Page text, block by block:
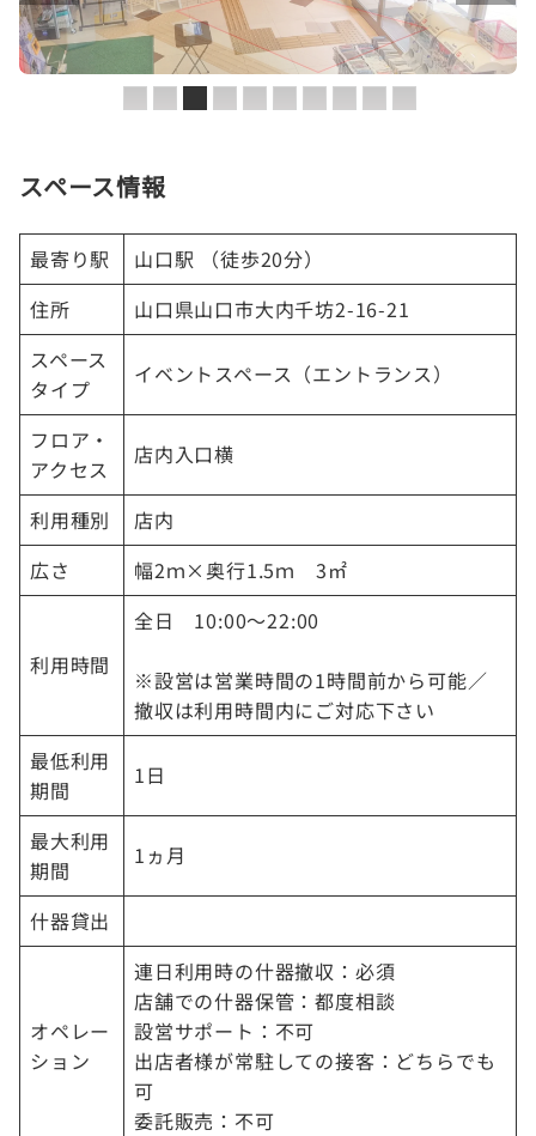
スペース情報
最寄り駅
山口駅 （徒歩20分）
住所
山口県山口市大内千坊2-16-21
スペース
タイプ
イベントスペース（エントランス）
フロア・
アクセス
店内入口横
利用種別
店内
広さ
幅2ｍ×奥行1.5ｍ 3㎡
利用時間
全日 10:00～22:00
※設営は営業時間の1時間前から可能／
撤収は利用時間内にご対応下さい
最低利用
期間
1日
最大利用
期間
1ヵ月
什器貸出
オペレー
ション
連日利用時の什器撤収：必須
店舗での什器保管：都度相談
設営サポート：不可
出店者様が常駐しての接客：どちらでも
可
委託販売：不可